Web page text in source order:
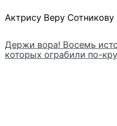
Актрису Веру
Держи вора! Восемь
которых ограбили по-